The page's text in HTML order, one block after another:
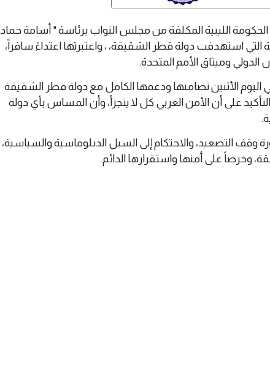
م (وال) – أعربت الحكومة الليبية المكلفة من مجلس النواب برئاسة " أسامة حماد
التي استهدفت دولة قطر الشقيقة، ، واعتبرتها اعتداءً سافراً،
الدولي وميثاق الأمم المتحدة.
اليوم الأثنين تضامنها ودعمها الكامل مع دولة قطر الشقيقة
على أن الأمن العربي كل لا يتجزأ، وأن المساس بأي دولة
وقف التصعيد، والاحتكام إلى السبل الدبلوماسية والسياسية،
وحرصاً على أمنها واستقرارها الدائم.